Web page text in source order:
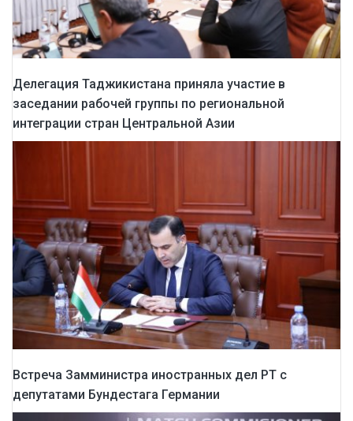
Делегация Таджикистана приняла участие в
заседании рабочей группы по региональной
интеграции стран Центральной Азии
Встреча Замминистра иностранных дел РТ с
депутатами Бундестага Германии